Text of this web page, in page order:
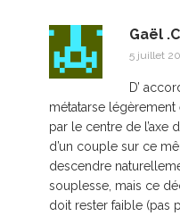
Gaël .C
5 juillet
D’
métatarse légèrement
par le centre de l’axe
d’un couple sur ce
descendre
souplesse, mais ce
doit rester faible (pas